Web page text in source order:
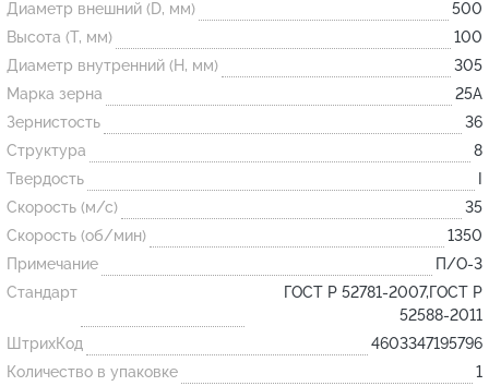
Огнеупорные
изделия
Скачать каталог
Тигель
Муфель
Черпак
Шербер
Трубка
Стержень
Пробка
Диаметр внешний (D, мм)
500
Высота (T, мм)
100
Диаметр внутренний (H, мм)
305
Марка зерна
25А
Зернистость
36
Структура
8
Твердость
Скорость (м/с)
35
Скорость (об/мин)
1350
Примечание
П/О-3
Стандарт
ГОСТ Р 52781-2007,ГОСТ Р
52588-2011
ШтрихКод
4603347195796
Количество в упаковке
1